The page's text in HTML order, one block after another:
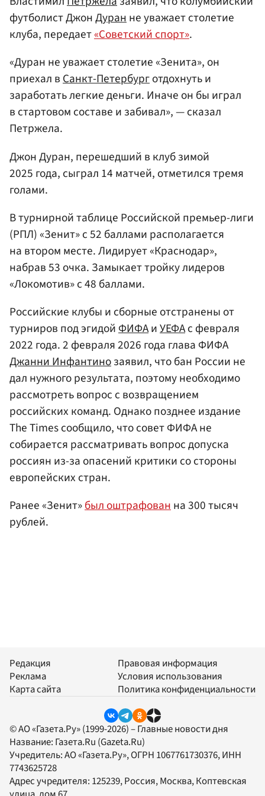
футболист ДжонДуранне уважает столетие
клуба, передает«Советский спорт».
«Дуран не уважает столетие «Зенита», он
приехал вСанкт-Петербурготдохнуть и
заработать легкие деньги. Иначе он бы играл
в стартовом составе и забивал», — сказал
Петржела.
Джон Дуран, перешедший в клуб зимой
2025 года, сыграл 14 матчей, отметился тремя
голами.
В турнирной таблице Российской премьер-лиги
(РПЛ) «Зенит» с 52 баллами располагается
на втором месте. Лидирует «Краснодар»,
набрав 53 очка. Замыкает тройку лидеров
«Локомотив» с 48 баллами.
Российские клубы и сборные отстранены от
турниров под эгидойФИФАиУЕФАс февраля
2022 года. 2 февраля 2026 года глава ФИФА
Джанни Инфантинозаявил, что бан России не
дал нужного результата, поэтому необходимо
рассмотреть вопрос с возвращением
российских команд. Однако позднее издание
The Times сообщило, что совет ФИФА не
собирается рассматривать вопрос допуска
россиян из-за опасений критики со стороны
европейских стран.
Ранее «Зенит»был оштрафованна 300 тысяч
рублей.
Редакция
Реклама
Карта сайта
Правовая информация
Условия использования
Политика конфиденциальности
© АО «Газета.Ру» (1999-2026) – Главные новости дня
Название: Газета.Ru (Gazeta.Ru)
Учредитель:АО «Газета.Ру», ОГРН 1067761730376, ИНН
7743625728
Адрес учредителя: 125239, Россия, Москва, Коптевская